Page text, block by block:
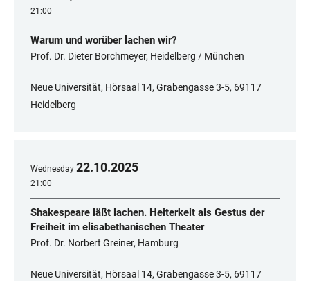
21:00
Warum und worüber lachen wir?
Prof. Dr. Dieter Borchmeyer, Heidelberg / München
Neue Universität, Hörsaal 14, Grabengasse 3-5, 69117
Heidelberg
Wednesday 22.10.2025
21:00
Shakespeare läßt lachen. Heiterkeit als Gestus der
Freiheit im elisabethanischen Theater
Prof. Dr. Norbert Greiner, Hamburg
Neue Universität, Hörsaal 14, Grabengasse 3-5, 69117